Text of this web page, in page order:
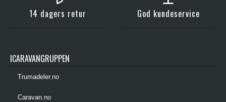
14 dagers retur God kundeservice
ICARAVANGRUPPEN
Trumadeler.no
Caravan.no